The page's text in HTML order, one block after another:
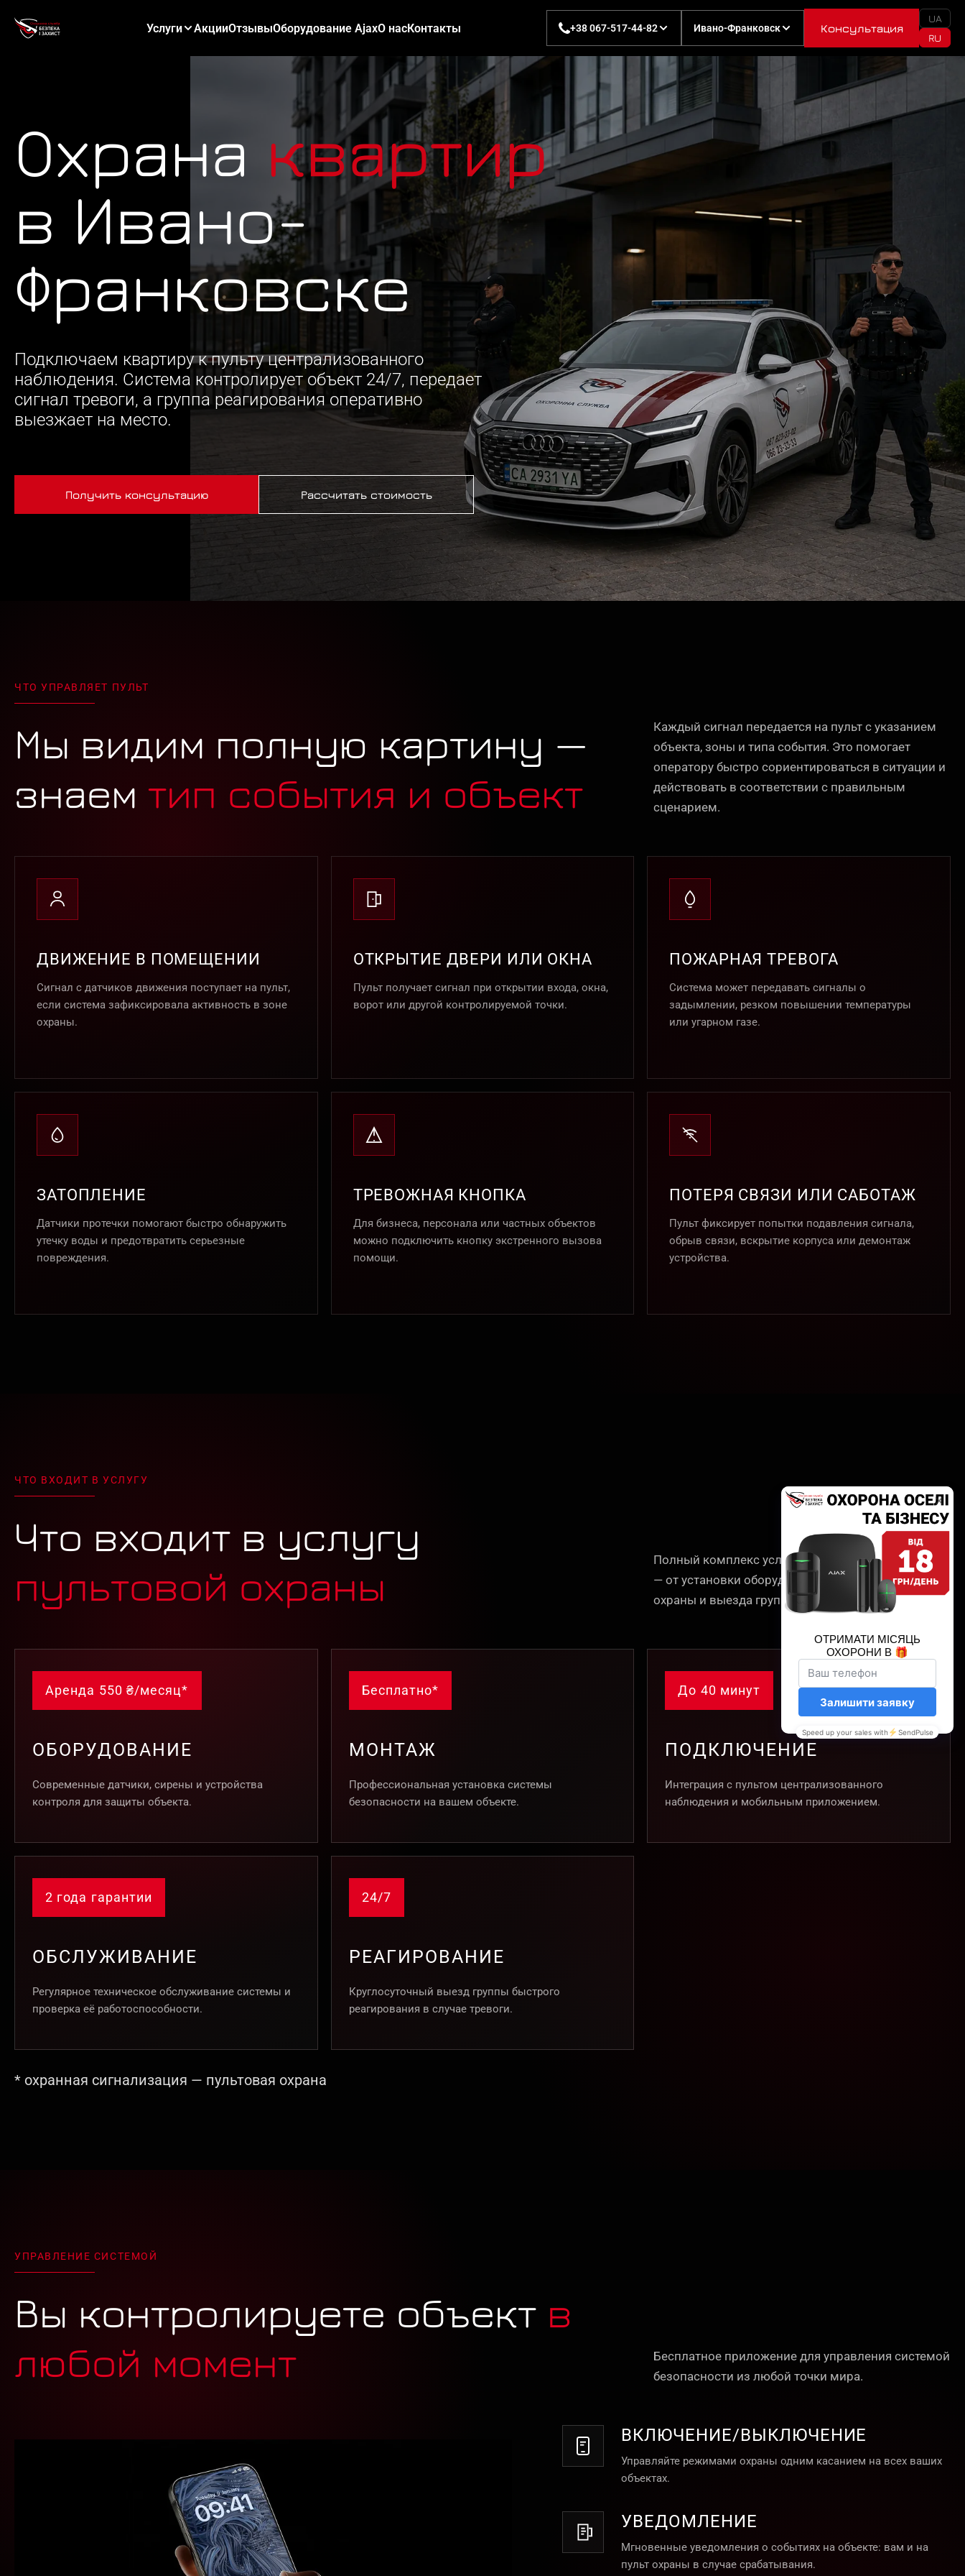
Услуги АкцииОтзывыОборудование AjaxО насКонтакты +38 067-517-44-82 Ивано-Франковск Консультация
UA
RU
Охрана квартир
в Ивано-
Франковске
Подключаем квартиру к пульту централизованного
наблюдения. Система контролирует объект 24/7, передает
сигнал тревоги, а группа реагирования оперативно
выезжает на место.
Получить консультацию Рассчитать стоимость
ЧТО УПРАВЛЯЕТ ПУЛЬТ
Мы видим полную картину —
знаем тип события и объект
Каждый сигнал передается на пульт с указанием
объекта, зоны и типа события. Это помогает
оператору быстро сориентироваться в ситуации и
действовать в соответствии с правильным
сценарием.
ДВИЖЕНИЕ В ПОМЕЩЕНИИ
Сигнал с датчиков движения поступает на пульт,
если система зафиксировала активность в зоне
охраны.
ОТКРЫТИЕ ДВЕРИ ИЛИ ОКНА
Пульт получает сигнал при открытии входа, окна,
ворот или другой контролируемой точки.
ПОЖАРНАЯ ТРЕВОГА
Система может передавать сигналы о
задымлении, резком повышении температуры
или угарном газе.
ЗАТОПЛЕНИЕ
Датчики протечки помогают быстро обнаружить
утечку воды и предотвратить серьезные
повреждения.
ТРЕВОЖНАЯ КНОПКА
Для бизнеса, персонала или частных объектов
можно подключить кнопку экстренного вызова
помощи.
ПОТЕРЯ СВЯЗИ ИЛИ САБОТАЖ
Пульт фиксирует попытки подавления сигнала,
обрыв связи, вскрытие корпуса или демонтаж
устройства.
ЧТО ВХОДИТ В УСЛУГУ
Что входит в услугу
пультовой охраны
Полный комплекс услуг для вашей безопасности
— от установки оборудования до круглосуточной
охраны и выезда группы реагирования.
Аренда 550 ₴/месяц*
ОБОРУДОВАНИЕ
Современные датчики, сирены и устройства
контроля для защиты объекта.
Бесплатно*
МОНТАЖ
Профессиональная установка системы
безопасности на вашем объекте.
До 40 минут
ПОДКЛЮЧЕНИЕ
Интеграция с пультом централизованного
наблюдения и мобильным приложением.
2 года гарантии
ОБСЛУЖИВАНИЕ
Регулярное техническое обслуживание системы и
проверка её работоспособности.
24/7
РЕАГИРОВАНИЕ
Круглосуточный выезд группы быстрого
реагирования в случае тревоги.
* охранная сигнализация — пультовая охрана
УПРАВЛЕНИЕ СИСТЕМОЙ
Вы контролируете объект в
любой момент
Бесплатное приложение для управления системой
безопасности из любой точки мира.
ВКЛЮЧЕНИЕ/ВЫКЛЮЧЕНИЕ
Управляйте режимами охраны одним касанием на всех ваших
объектах.
УВЕДОМЛЕНИЕ
Мгновенные уведомления о событиях на объекте: вам и на
пульт охраны в случае срабатывания.